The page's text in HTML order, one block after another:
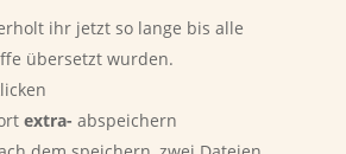
ihr jetzt so lange bis alle
übersetzt wurden.
extra- abspeichern